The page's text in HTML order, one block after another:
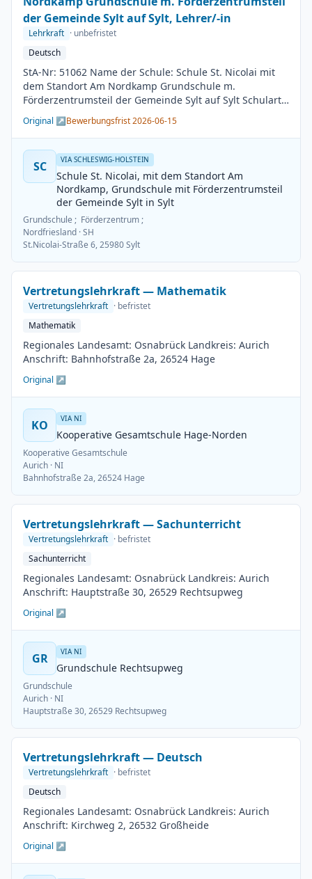
der Gemeinde Sylt auf Sylt, Lehrer/-in
Lehrkraft · unbefristet
Deutsch
StA-Nr: 51062 Name der Schule: Schule St. Nicolai mit
dem Standort Am Nordkamp Grundschule m.
Förderzentrumsteil der Gemeinde Sylt auf Sylt Schulart:
Grundschule Kreis / Kreisfreie Stadt: Nordfriesland
BesGr / EntGr: Besoldungsgruppe A13 1. Fach: Deutsch
2. Fach: beliebig Beschäftigungsdauer: Unbefristet
Arbeitsumfang: Teilzeit möglich Besetzungstermin:
01.08.2026 Bewerbungsschluss: 15.06.2026
Veröffentlichung: 01.06.2026
Original ↗Bewerbungsfrist 2026-06-15
SC VIA SCHLESWIG-HOLSTEIN
Schule St. Nicolai, mit dem Standort Am
Nordkamp, Grundschule mit Förderzentrumsteil
der Gemeinde Sylt in Sylt
Grundschule ; Förderzentrum ;
Nordfriesland · SH
St.Nicolai-Straße 6, 25980 Sylt
Vertretungslehrkraft — Mathematik
Vertretungslehrkraft · befristet
Mathematik
Regionales Landesamt: Osnabrück Landkreis: Aurich
Anschrift: Bahnhofstraße 2a, 26524 Hage
Original ↗
KO VIA NI
Kooperative Gesamtschule Hage-Norden
Kooperative Gesamtschule
Aurich · NI
Bahnhofstraße 2a, 26524 Hage
Vertretungslehrkraft — Sachunterricht
Vertretungslehrkraft · befristet
Sachunterricht
Regionales Landesamt: Osnabrück Landkreis: Aurich
Anschrift: Hauptstraße 30, 26529 Rechtsupweg
Original ↗
GR VIA NI
Grundschule Rechtsupweg
Grundschule
Aurich · NI
Hauptstraße 30, 26529 Rechtsupweg
Vertretungslehrkraft — Deutsch
Vertretungslehrkraft · befristet
Deutsch
Regionales Landesamt: Osnabrück Landkreis: Aurich
Anschrift: Kirchweg 2, 26532 Großheide
Original ↗